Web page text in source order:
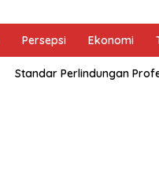
Persepsi Ekonomi
Standar Perlindungan